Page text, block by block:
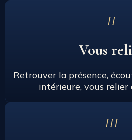
II
Vous
Retrouver la présence,
intérieure, vous relier
III